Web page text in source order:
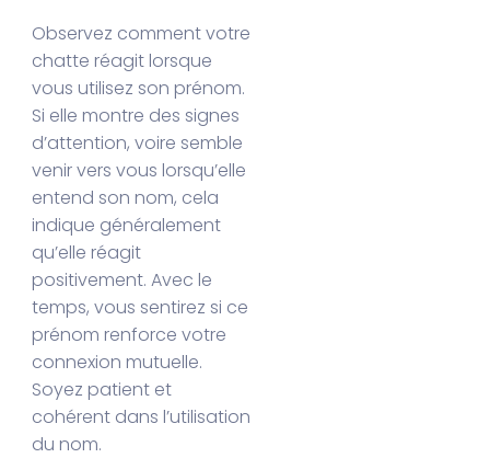
Observez comment votre
chatte réagit lorsque
vous utilisez son prénom.
Si elle montre des signes
d’attention, voire semble
venir vers vous lorsqu’elle
entend son nom, cela
indique généralement
qu’elle réagit
positivement. Avec le
temps, vous sentirez si ce
prénom renforce votre
connexion mutuelle.
Soyez patient et
cohérent dans l’utilisation
du nom.